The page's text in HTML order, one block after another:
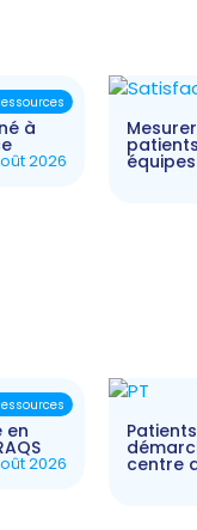
à
2026 équipes
en
2026 centre